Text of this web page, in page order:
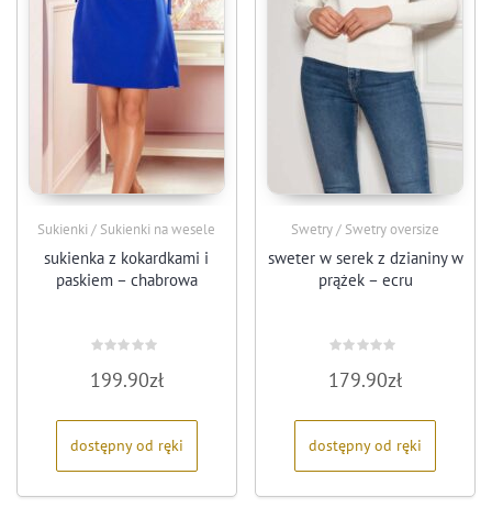
Sukienki / Sukienki na wesele
sukienka z kokardkami i
paskiem – chabrowa
0
na
199.90zł
dostępny od ręki
Swetry / Swetry oversize
sweter w serek z dzianiny w
prążek – ecru
0
na
179.90zł
dostępny od ręki